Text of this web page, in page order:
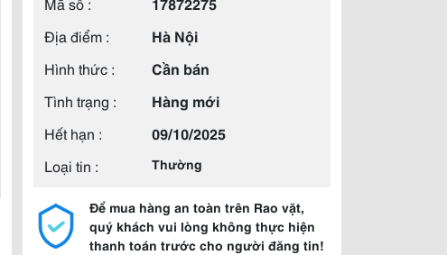
Địa điểm :
Hà Nội
Hình thức :
Cần bán
Tình trạng :
Hàng mới
Hết hạn :
09/10/2025
Loại tin :
Thường
Để mua hàng an toàn trên Rao vặt,
quý khách vui lòng không thực hiện
thanh toán trước cho người đăng tin!